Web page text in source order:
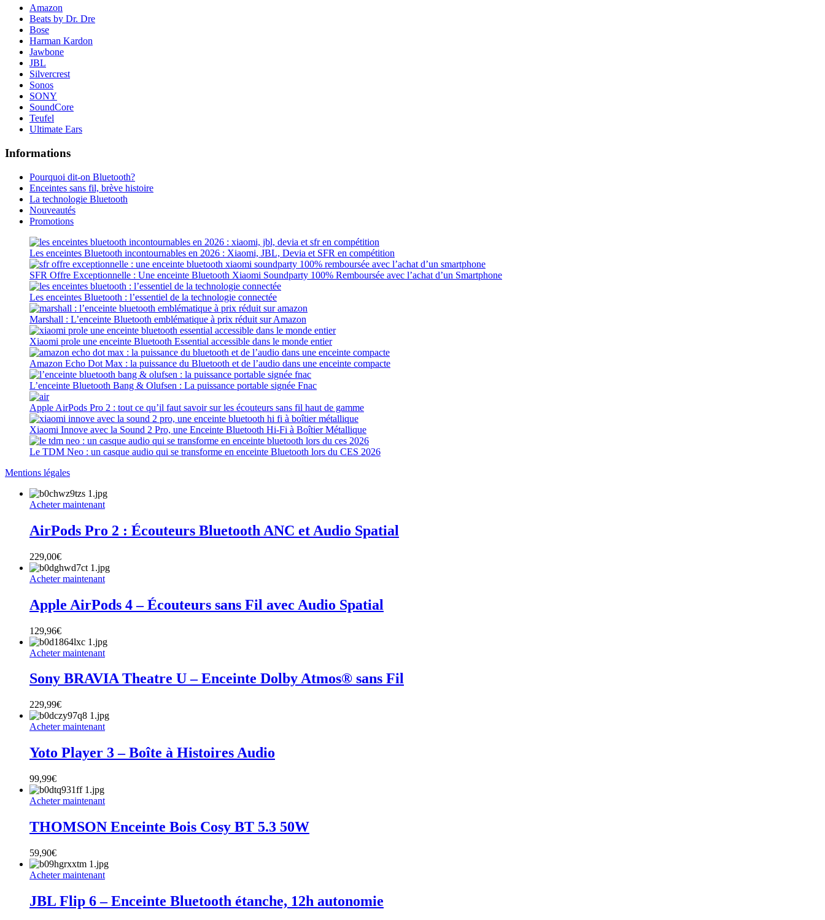
Amazon
Beats by Dr. Dre
Bose
Harman Kardon
Jawbone
JBL
Silvercrest
Sonos
SONY
SoundCore
Teufel
Ultimate Ears
Informations
Pourquoi dit-on Bluetooth?
Enceintes sans fil, brève histoire
La technologie Bluetooth
Nouveautés
Promotions
Les enceintes Bluetooth incontournables en 2026 : Xiaomi, JBL, Devia et SFR en compétition
SFR Offre Exceptionnelle : Une enceinte Bluetooth Xiaomi Soundparty 100% Remboursée avec l’achat d’un Smartphone
Les enceintes Bluetooth : l’essentiel de la technologie connectée
Marshall : L’enceinte Bluetooth emblématique à prix réduit sur Amazon
Xiaomi prole une enceinte Bluetooth Essential accessible dans le monde entier
Amazon Echo Dot Max : la puissance du Bluetooth et de l’audio dans une enceinte compacte
L’enceinte Bluetooth Bang & Olufsen : La puissance portable signée Fnac
Apple AirPods Pro 2 : tout ce qu’il faut savoir sur les écouteurs sans fil haut de gamme
Xiaomi Innove avec la Sound 2 Pro, une Enceinte Bluetooth Hi-Fi à Boîtier Métallique
Le TDM Neo : un casque audio qui se transforme en enceinte Bluetooth lors du CES 2026
Mentions légales
Acheter maintenant
AirPods Pro 2 : Écouteurs Bluetooth ANC et Audio Spatial
229,00€
Acheter maintenant
Apple AirPods 4 – Écouteurs sans Fil avec Audio Spatial
129,96€
Acheter maintenant
Sony BRAVIA Theatre U – Enceinte Dolby Atmos® sans Fil
229,99€
Acheter maintenant
Yoto Player 3 – Boîte à Histoires Audio
99,99€
Acheter maintenant
THOMSON Enceinte Bois Cosy BT 5.3 50W
59,90€
Acheter maintenant
JBL Flip 6 – Enceinte Bluetooth étanche, 12h autonomie